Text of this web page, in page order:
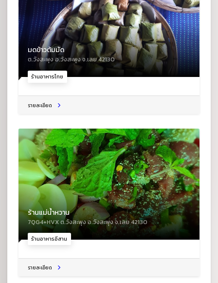
ร้านอาหารไทย
มดข้าวต้มมัด
ต.วังสะพุง อ.วังสะพุง จ.เลย 42130
รายละเอียด
ร้านอาหารอีสาน
ร้านแม่น้ำหวาน
7QG4+HVX ต.วังสะพุง อ.วังสะพุง จ.เลย 42130
รายละเอียด